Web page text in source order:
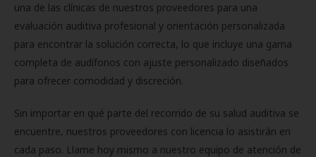
una de las clínicas de nuestros proveedores para una
evaluación auditiva profesional y orientación personalizada
para encontrar la solución correcta, lo que incluye una gama
completa de audífonos con ajuste personalizado diseñados
para ofrecer comodidad y discreción.
Sin importar en qué parte del recorrido de su salud auditiva se
encuentre, nuestros proveedores con licencia lo asistirán en
cada paso. Llame hoy mismo a nuestro equipo de atención de